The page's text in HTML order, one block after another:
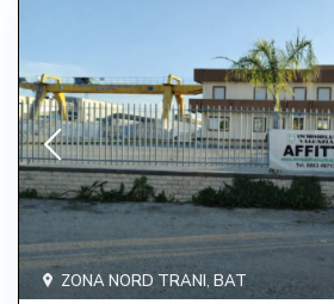
ZONA NORD TRANI, BAT